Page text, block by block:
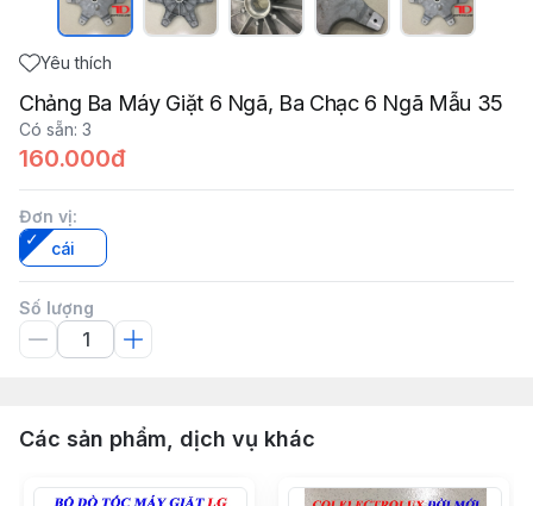
Yêu thích
Chảng Ba Máy Giặt 6 Ngã, Ba Chạc 6 Ngã Mẫu 35
Có sẵn: 3
160.000đ
Đơn vị:
cái
Số lượng
Các sản phẩm, dịch vụ khác